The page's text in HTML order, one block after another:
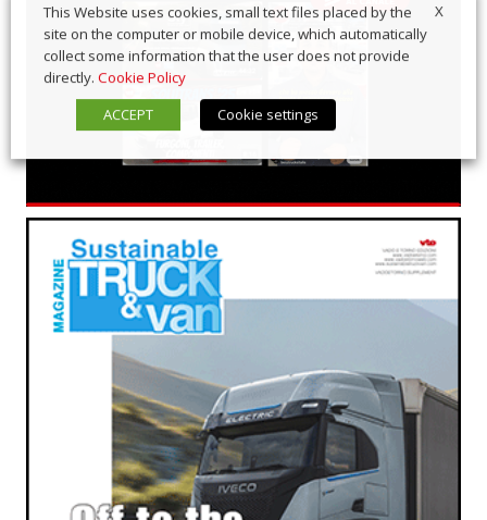
X
This Website uses cookies, small text files placed by the
site on the computer or mobile device, which automatically
collect some information that the user does not provide
directly. Cookie Policy
ACCEPT
Cookie settings